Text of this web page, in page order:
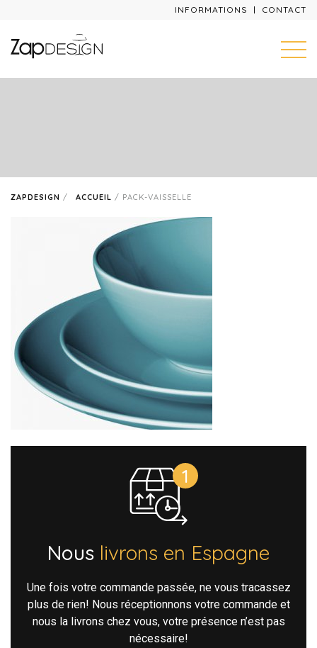
INFORMATIONS CONTACT
ZAPDESIGN / ACCUEIL / PACK-VAISSELLE
Nous livrons en Espagne
Une fois votre commande passée, ne vous tracassez
plus de rien! Nous réceptionnons votre commande et
nous la livrons chez vous, votre présence n’est pas
nécessaire!